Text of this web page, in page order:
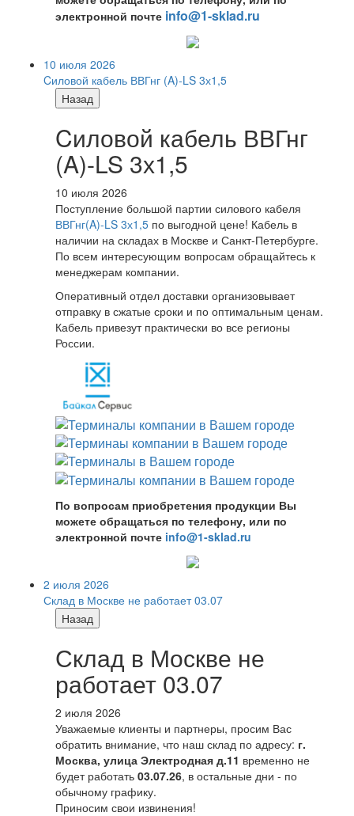
электронной почте info@1-sklad.ru
10 июля 2026
Cиловой кабель ВВГнг (A)-LS 3х1,5
Назад
Cиловой кабель ВВГнг
(A)-LS 3х1,5
10 июля 2026
Поступление большой партии силового кабеля
ВВГнг(A)-LS 3х1,5 по выгодной цене! Кабель в
наличии на складах в Москве и Санкт-Петербурге.
По всем интересующим вопросам обращайтесь к
менеджерам компании.
Оперативный отдел доставки организовывает
отправку в сжатые сроки и по оптимальным ценам.
Кабель привезут практически во все регионы
России.
По вопросам приобретения продукции Вы
можете обращаться по телефону, или по
электронной почте info@1-sklad.ru
2 июля 2026
Склад в Москве не работает 03.07
Назад
Склад в Москве не
работает 03.07
2 июля 2026
Уважаемые клиенты и партнеры, просим Вас
обратить внимание, что наш склад по адресу: г.
Москва, улица Электродная д.11 временно не
будет работать 03.07.26, в остальные дни - по
обычному графику.
Приносим свои извинения!